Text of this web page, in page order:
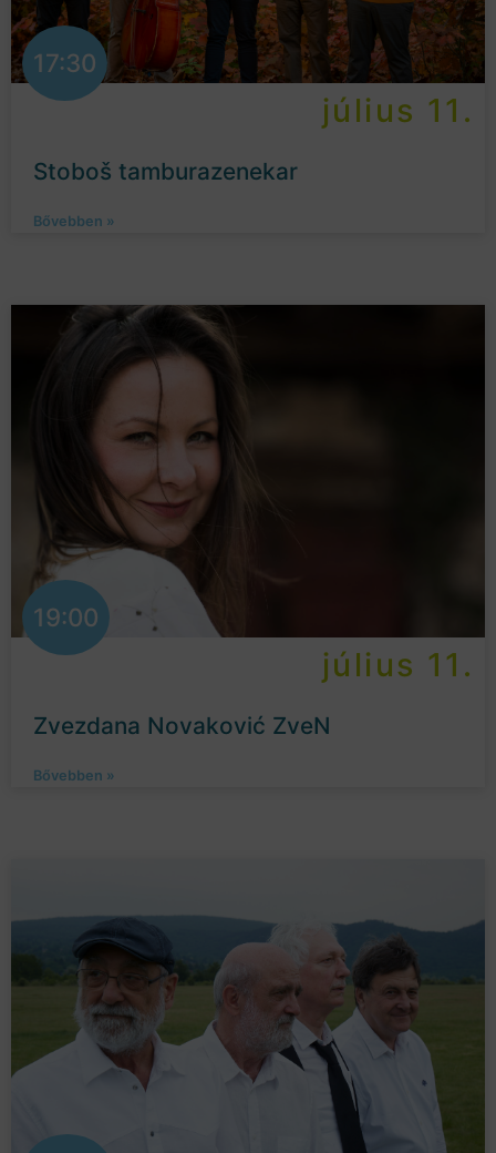
17:30
július 11.
Stoboš tamburazenekar
Bővebben »
19:00
július 11.
Zvezdana Novaković ZveN
Bővebben »